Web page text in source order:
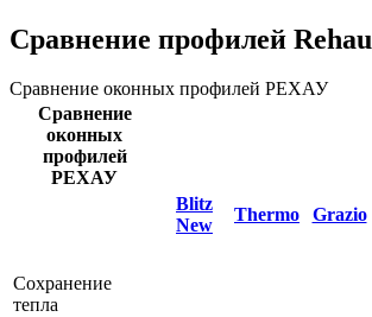
Сравнение профилей Rehau
Сравнение оконных профилей РЕХАУ
Сравнение
оконных
профилей
РЕХАУ
Blitz
New
Thermo Grazio
Сохранение
тепла